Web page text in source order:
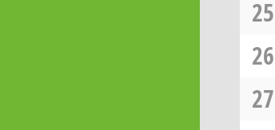
25
26
27